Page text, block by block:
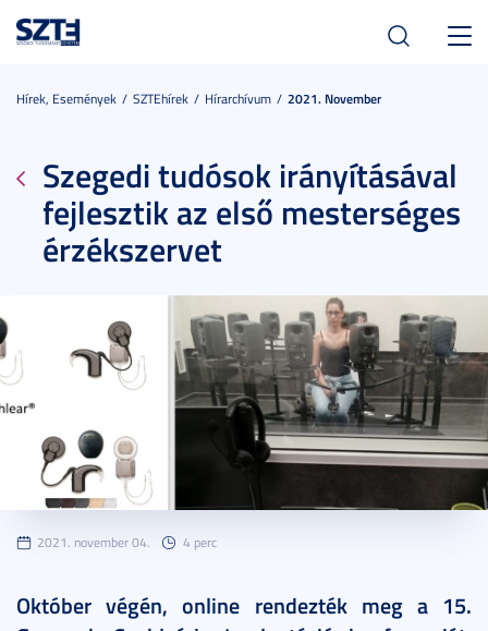
Hírek, Események SZTEhírek Hírarchívum 2021. November
Szegedi tudósok irányításával
fejlesztik az első mesterséges
érzékszervet
2021. november 04. 4 perc
Október végén, online rendezték meg a 15.